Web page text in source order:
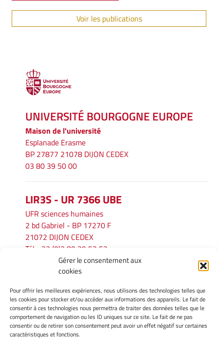
Gérer le consentement aux
cookies
Pour offrir les meilleures expériences, nous utilisons des technologies telles que
les cookies pour stocker et/ou accéder aux informations des appareils. Le fait de
consentir à ces technologies nous permettra de traiter des données telles que le
comportement de navigation ou les ID uniques sur ce site. Le fait de ne pas
consentir ou de retirer son consentement peut avoir un effet négatif sur certaines
caractéristiques et fonctions.
Voir les publications
UNIVERSITÉ BOURGOGNE EUROPE
Maison de l'université
Esplanade Erasme
BP 27877 21078 DIJON CEDEX
03 80 39 50 00
LIR3S - UR 7366 UBE
UFR sciences humaines
2 bd Gabriel - BP 17270 F
21072 DIJON CEDEX
Tél. : 33 (0)3 80 39 53 52
lir3s@u-bourgogne.fr
INFORMATIONS LÉGALES
Mentions légales
Gérer mes cookies
Politique de cookies